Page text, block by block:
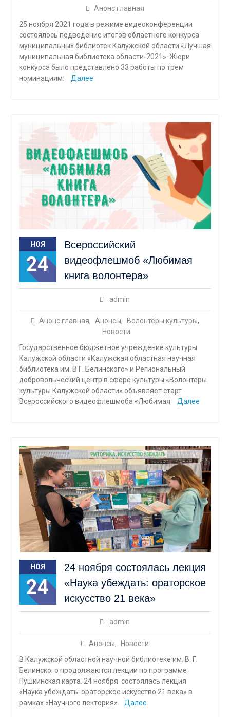
Анонс главная
25 ноября 2021 года в режиме видеоконференции
состоялось подведение итогов областного конкурса
муниципальных библиотек Калужской области «Лучшая
муниципальная библиотека области-2021». Жюри
конкурса было представлено 33 работы по трем
номинациям:
Далее
НОЯ
24
Всероссийский
видеофлешмоб «Любимая
книга волонтера»
admin
Анонс главная, Анонсы, Волонтёры культуры,
Новости
Государственное бюджетное учреждение культуры
Калужской области «Калужская областная научная
библиотека им. В.Г. Белинского» и Региональный
добровольческий центр в сфере культуры «Волонтеры
культуры Калужской области» объявляет старт
Всероссийского видеофлешмоба «Любимая
Далее
НОЯ
24
24 ноября состоялась лекция
«Наука убеждать: ораторское
искусство 21 века»
admin
Анонсы,
Новости
В Калужской областной научной библиотеке им. В. Г.
Белинского продолжаются лекции по программе
Пушкинская карта. 24 ноября состоялась лекция
«Наука убеждать: ораторское искусство 21 века» в
рамках «Научного лектория»
Далее